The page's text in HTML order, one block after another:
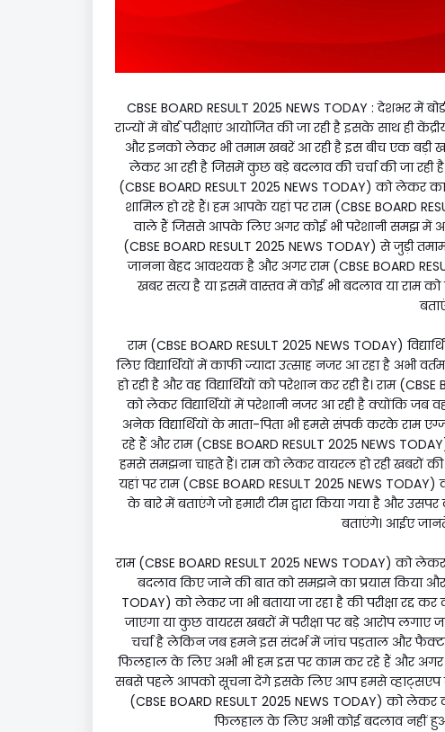
CBSE BOARD RESULT 2025 NEWS TODAY : देशभर
राज्यों में बोर्ड परीक्षाएं आयोजित की जा रही है इसके साथ ही
और इनको लेकर भी तमाम खबरें आ रही है इस बीच एक बड़ी
लेकर आ रही है जिसमें कुछ बड़े बदलाव की चर्चा की जा रही
(CBSE BOARD RESULT 2025 NEWS TODAY) को लेकर
शामिल हो रहे हैं। हम आपके यहां पर राम (CBSE BOARD
वाले हैं जिससे आपके लिए अगर कोई भी परेशानी समझ में आ
(CBSE BOARD RESULT 2025 NEWS TODAY) से जुड़ी
जानना बेहद आवश्यक है और अगर राम (CBSE BOARD
खबर सत्य है या इसमें वास्तव में कोई भी बदलाव या राम
राम (CBSE BOARD RESULT 2025 NEWS TODAY)
लिए विद्यार्थियों में काफी ज्यादा उत्साह नजर आ रहा है
हो रही है और वह विद्यार्थियों को परेशान कर रही है। राम
को लेकर विद्यार्थियों में परेशानी नजर आ रही है क्योंकि जब
अनेक विद्यार्थियों के माता-पिता भी हमसे संपर्क करके राम
रहे हैं और राम (CBSE BOARD RESULT 2025 NEWS
हमसे समझना चाहते हैं। राम को लेकर वायरल हो रही खबरों
यहां पर राम (CBSE BOARD RESULT 2025 NEWS
के बारे में बताएंगे जो हमारी टीम द्वारा किया गया है और
बताएंगे। आईए
राम (CBSE BOARD RESULT 2025 NEWS TODAY)
बदलाव किए जाने की बात को समझने का प्रयास किया और
TODAY) को लेकर जा भी बताया जा रहा है की परीक्षा रद्द
जाएगा या कुछ वायरस खबरों में परीक्षा पर बड़े आरोप लगाए
चर्चा है लेकिन जब हमने इस संदर्भ में जांच पड़ताल और
फिलहाल के लिए अभी भी हम इस पर काम कर रहे हैं और
सबसे पहले आपको सूचना देंगे इसके लिए आप हमसे व्हाट्सएप
(CBSE BOARD RESULT 2025 NEWS TODAY) को
फिलहाल के लिए अभी कोई बदलाव नहीं